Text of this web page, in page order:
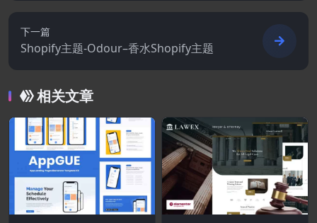
下一篇
Shopify主题-Odour–香水Shopify主题
相关文章